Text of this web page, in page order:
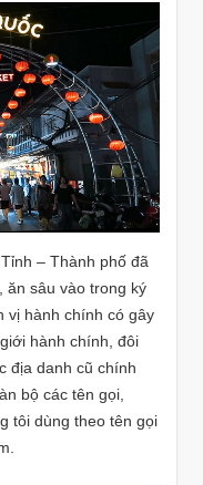
– Thành phố đã
ăn sâu vào trong ký
vị hành chính có gây
hành chính, đôi
địa danh cũ chính
bộ các tên gọi,
tôi dùng theo tên gọi